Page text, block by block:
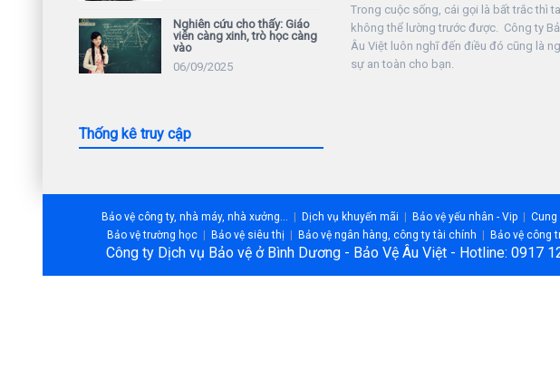
Nghiên cứu cho thấy: Giáo
viên càng xinh, trò học càng
vào
06/09/2025
Thống kê truy cập
Trong cuộc sống, cái gọi là bất trắc thì ta
không thể lường trước được. Công ty
Âu Việt luôn nghĩ đến điều đó cũng là
sự an toàn cho bạn.
Bảo vệ công ty, nhà máy, nhà xưởng... Dịch vụ khuyến mãi Bảo vệ yếu nhân - Vip Cung
Bảo vệ trường học
Bảo vệ siêu thị Bảo vệ ngân hàng, công ty tài chính Bảo vệ công
Công ty Dịch vụ Bảo vệ ở Bình Dương - Bảo Vệ Âu Việt - Hotline: 0917